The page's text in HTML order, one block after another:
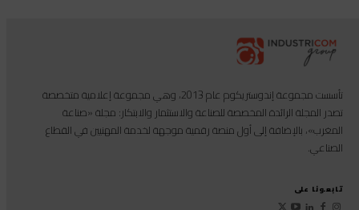
تأسست مجموعة إندوستريكوم عام 2013، وهي مجموعة إعلامية متخصصة
تصدر المجلة الرائدة المخصصة للصناعة والاستثمار والابتكار: مجلة «صناعة
المغرب»، بالإضافة إلى أول منصة رقمية موجهة لخدمة المهنيين في القطاع
الصناعي.
تابعونا على